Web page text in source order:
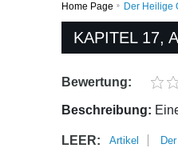
Home Page Der Heilige
KAPITEL 17,
Bewertung:
Beschreibung:
LEER: Artikel